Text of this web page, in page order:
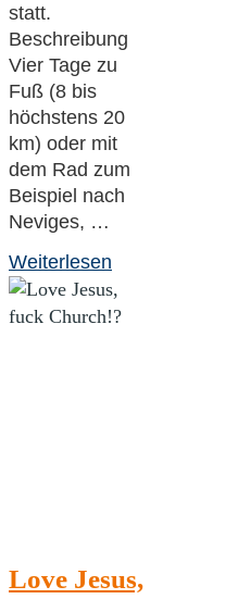
statt.
Beschreibung
Vier Tage zu
Fuß (8 bis
höchstens 20
km) oder mit
dem Rad zum
Beispiel nach
Neviges, …
Weiterlesen
talk
and
Love Jesus,